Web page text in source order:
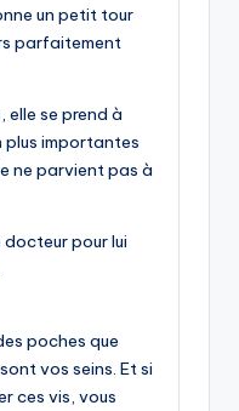
un petit tour
parfaitement
elle se prend à
plus importantes
ne parvient pas à
docteur pour lui
poches que
vos seins. Et si
ces vis, vous